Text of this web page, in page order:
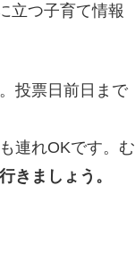
立つ子育て情報
投票日前日まで
連れOKです。む
きましょう。